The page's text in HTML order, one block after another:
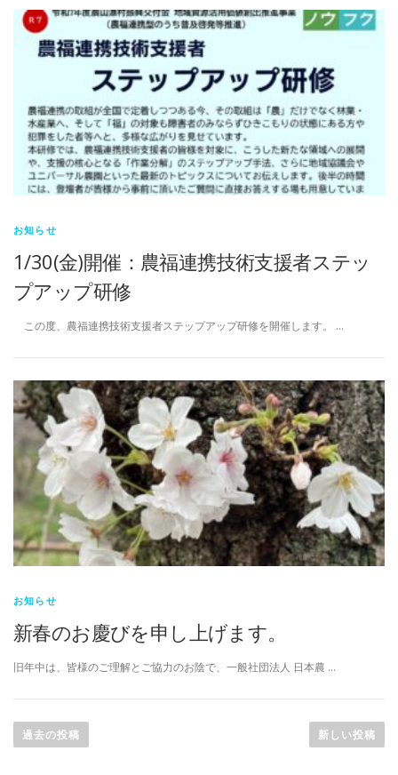
お知らせ
1/30(金)開催：農福連携技術支援者ステッ
プアップ研修
この度、農福連携技術支援者ステップアップ研修を開催します。 …
お知らせ
新春のお慶びを申し上げます。
旧年中は、皆様のご理解とご協力のお陰で、一般社団法人 日本農 …
稿
過去の投稿 新しい投稿